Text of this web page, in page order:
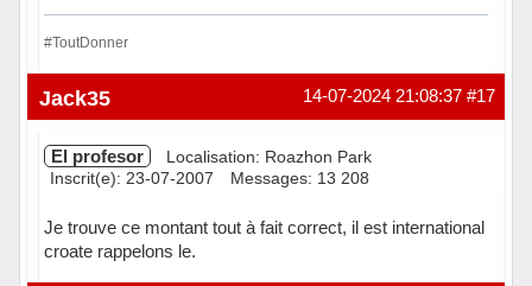
#ToutDonner
Hors ligne #17
14-07-2024 21:08:37
Jack35
El profesor
Localisation: Roazhon Park
Inscrit(e): 23-07-2007
Messages: 13 208
Je trouve ce montant tout à fait correct, il est international
croate rappelons le.